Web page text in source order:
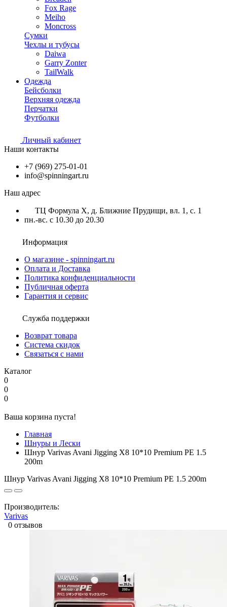
Fox Rage
Meiho
Moncross
Сумки
Чехлы и тубусы
Daiwa
Garry Zonter
TailWalk
Одежда
Бейсболки
Верхняя одежда
Перчатки
Футболки
Личный кабинет
Наши контакты
+7 (969) 275-01-01
info@spinningart.ru
Наш адрес
ТЦ Формула X, д. Ближние Прудищи, вл. 1, с. 1
пн.-вс. с 10.30 до 20.30
Информация
О магазине - spinningart.ru
Оплата и Доставка
Политика конфиденциальности
Публичная оферта
Гарантия и сервис
Служба поддержки
Возврат товара
Система скидок
Связаться с нами
Каталог
0
0
0
Ваша корзина пуста!
Главная
Шнуры и Лески
Шнур Varivas Avani Jigging X8 10*10 Premium PE 1.5
200m
Шнур Varivas Avani Jigging X8 10*10 Premium PE 1.5 200m
Производитель:
Varivas
0 отзывов